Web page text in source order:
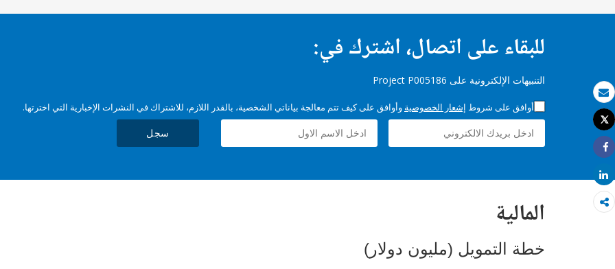
بريد الكتروني
طباعة
Tweet
Share
Share
للبقاء على اتصال، اشترك في:
التنبيهات الإلكترونية على Project P005186
أوافق على شروط إشعار الخصوصية وأوافق على كيف تتم معالجة بياناتي الشخصية، بالقدر اللازم، للاشتراك في النشرات الإخبارية التي اخترتها.
سجل
المالية
خطة التمويل (مليون دولار)